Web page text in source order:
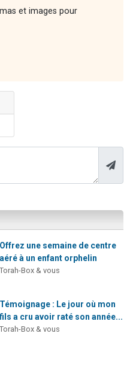
et images pour
Offrez une semaine de centre
aéré à un enfant orphelin
Torah-Box & vous
Témoignage : Le jour où mon
fils a cru avoir raté son année...
Torah-Box & vous